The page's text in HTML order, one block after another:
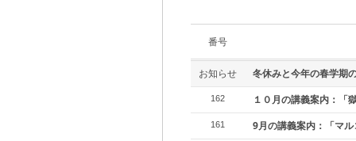
番号
お知らせ 冬休みと今年の春学期
162 １０月の講義案内：「
161 9月の講義案内：「マ